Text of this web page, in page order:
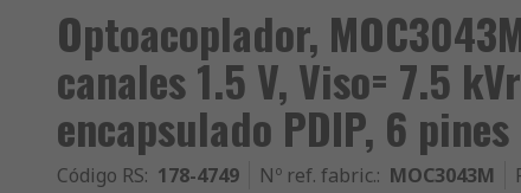
Optoacoplador,
canales 1.5 V, Viso= 7.5
encapsulado PDIP, 6 pines
Código RS: 178-4749 Nº ref. fabric.: MOC3043M